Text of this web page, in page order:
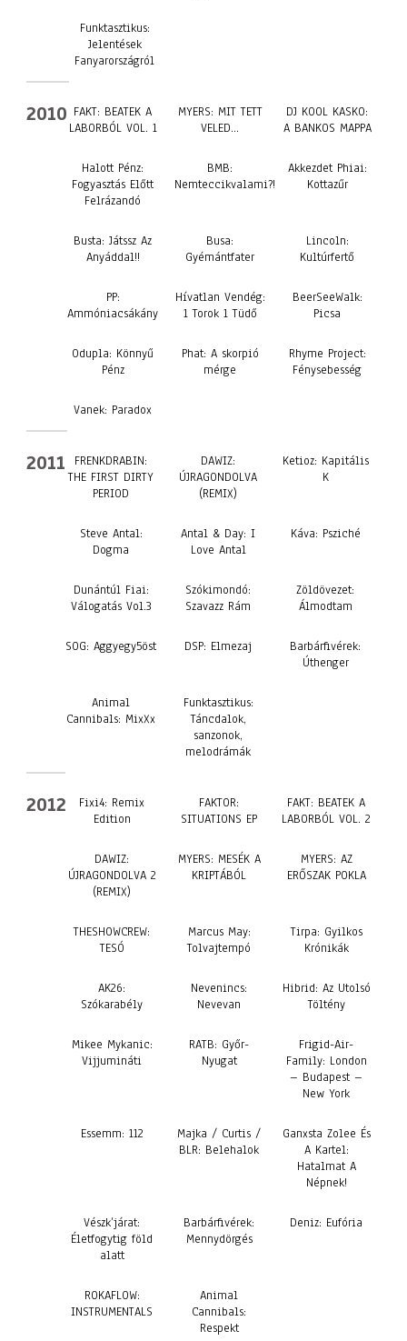
Funktasztikus:
Jelentések
Fanyarországról
2010 FAKT: BEATEK A
LABORBÓL VOL. 1
MYERS: MIT TETT
VELED…
DJ KOOL KASKO:
A BANKOS MAPPA
Halott Pénz:
Fogyasztás Előtt
Felrázandó
BMB:
Nemteccikvalami?!
Akkezdet Phiai:
Kottazűr
Busta: Játssz Az
Anyáddal!!
Busa:
Gyémántfater
Lincoln:
Kultúrfertő
PP:
Ammóniacsákány
Hívatlan Vendég:
1 Torok 1 Tüdő
BeerSeeWalk:
Picsa
Odupla: Könnyű
Pénz
Phat: A skorpió
mérge
Rhyme Project:
Fénysebesség
Vanek: Paradox
2011
FRENKDRABIN:
THE FIRST DIRTY
PERIOD
DAWIZ:
ÚJRAGONDOLVA
(REMIX)
Ketioz: Kapitális
K
Steve Antal:
Dogma
Antal & Day: I
Love Antal
Káva: Psziché
Dunántúl Fiai:
Válogatás Vol.3
Szókimondó:
Szavazz Rám
Zöldövezet:
Álmodtam
SOG: Aggyegy5öst DSP: Elmezaj
Barbárfivérek:
Úthenger
Animal
Cannibals: MixXx
Funktasztikus:
Táncdalok,
sanzonok,
melodrámák
2012
Fixi4: Remix
Edition
FAKTOR:
SITUATIONS EP
FAKT: BEATEK A
LABORBÓL VOL. 2
DAWIZ:
ÚJRAGONDOLVA 2
(REMIX)
MYERS: MESÉK A
KRIPTÁBÓL
MYERS: AZ
ERŐSZAK POKLA
THESHOWCREW:
TESÓ
Marcus May:
Tolvajtempó
Tirpa: Gyilkos
Krónikák
AK26:
Szókarabély
Nevenincs:
Nevevan
Hibrid: Az Utolsó
Töltény
Mikee Mykanic:
Vijjumináti
RATB: Győr-
Nyugat
Frigid-Air-
Family: London
– Budapest –
New York
Essemm: 112
Majka / Curtis /
BLR: Belehalok
Ganxsta Zolee És
A Kartel:
Hatalmat A
Népnek!
Vészk’járat:
Életfogytig föld
alatt
Barbárfivérek:
Mennydörgés
Deniz: Eufória
ROKAFLOW:
INSTRUMENTALS
Animal
Cannibals:
Respekt